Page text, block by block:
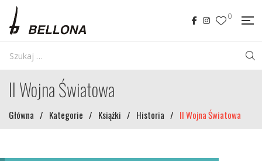
0
II Wojna Światowa
Główna / Kategorie / Książki / Historia / II Wojna Światowa